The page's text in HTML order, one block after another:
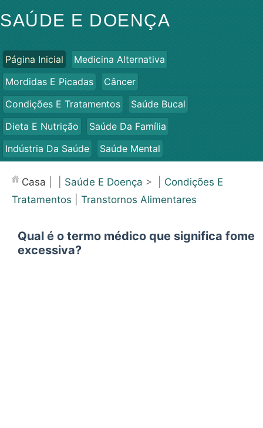
SAÚDE E DOENÇA
Página Inicial
Medicina Alternativa
Mordidas E Picadas
Câncer
Condições E Tratamentos
Saúde Bucal
Dieta E Nutrição
Saúde Da Família
Indústria Da Saúde
Saúde Mental
Saúde
Casa Saúde E Doença > | Condições E
Tratamentos
Transtornos Alimentares
Qual é o termo médico que significa fome
excessiva?